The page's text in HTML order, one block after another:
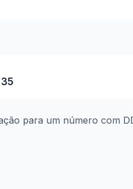
para um número com